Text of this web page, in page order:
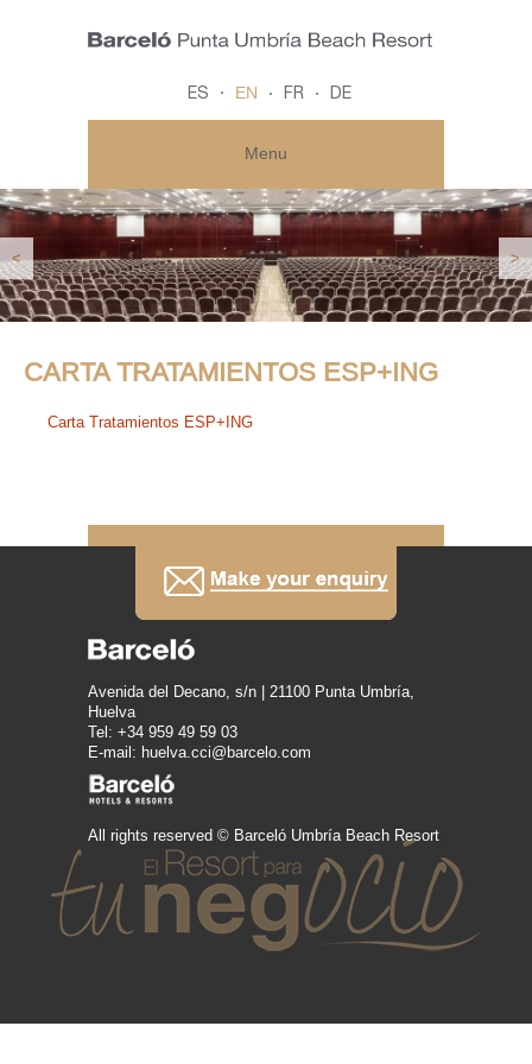
ES EN FR DE
Menu
< >
CARTA TRATAMIENTOS ESP+ING
Carta Tratamientos ESP+ING
Avenida del Decano, s/n | 21100 Punta Umbría,
Huelva
Tel: +34 959 49 59 03
E-mail: huelva.cci@barcelo.com
All rights reserved © Barceló Umbría Beach Resort